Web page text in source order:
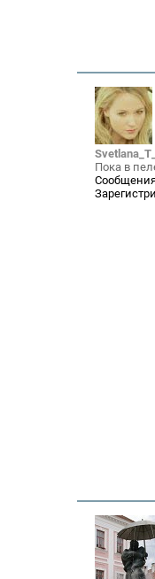
Пока в